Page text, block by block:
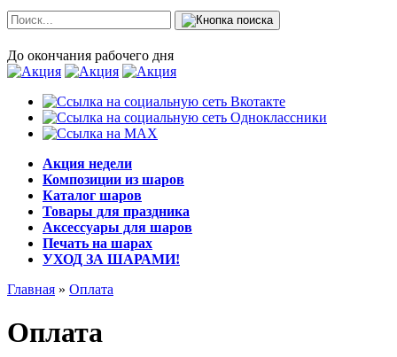
До окончания рабочего дня
Акция недели
Композиции из шаров
Каталог шаров
Товары для праздника
Аксессуары для шаров
Печать на шарах
УХОД ЗА ШАРАМИ!
Главная » Оплата
Оплата